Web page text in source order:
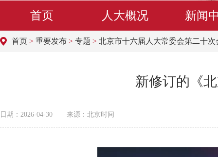
首页 人大概况 新闻
首页 > 重要发布 > 专题 > 北京市十六届人大常委会第二十次
新修订的《
日期：2026-04-30 来源：北京时间